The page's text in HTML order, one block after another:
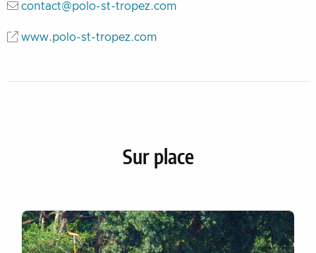
contact@polo-st-tropez.com
www.polo-st-tropez.com
Sur place